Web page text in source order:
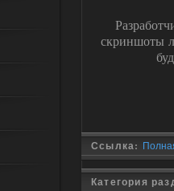
скриншоты
Ссылка:
Категория